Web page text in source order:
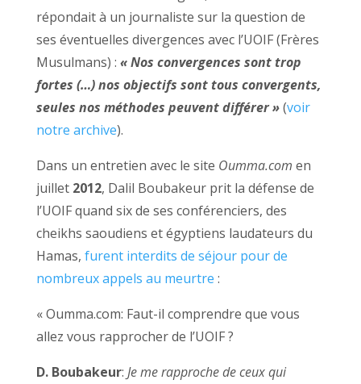
répondait à un journaliste sur la question de
ses éventuelles divergences avec l’UOIF (Frères
Musulmans) : « Nos convergences sont trop
fortes (…) nos objectifs sont tous convergents,
seules nos méthodes peuvent différer »(voir
notre archive).
Dans un entretien avec le site Oumma.com en
juillet 2012, Dalil Boubakeur prit la défense de
l’UOIF quand six de ses conférenciers, des
cheikhs saoudiens et égyptiens laudateurs du
Hamas, furent interdits de séjour pour de
nombreux appels au meurtre :
« Oumma.com: Faut-il comprendre que vous
allez vous rapprocher de l’UOIF ?
D. Boubakeur: Je me rapproche de ceux qui